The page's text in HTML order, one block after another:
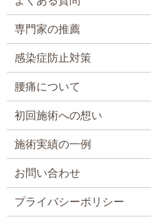
専門家の推薦
感染症防止対策
腰痛について
初回施術への想い
施術実績の一例
お問い合わせ
プライバシーポリシー